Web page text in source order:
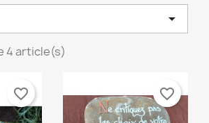

4 article(s)
favorite_border favorite_border